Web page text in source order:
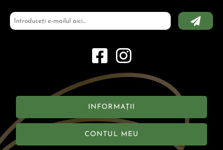
INFORMAȚII
CONTUL MEU